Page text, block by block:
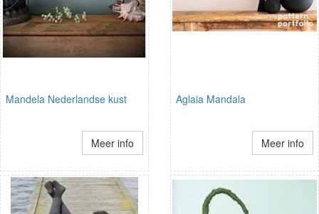
Mandela Nederlandse kust
Meer info
Aglaia Mandala
Meer info